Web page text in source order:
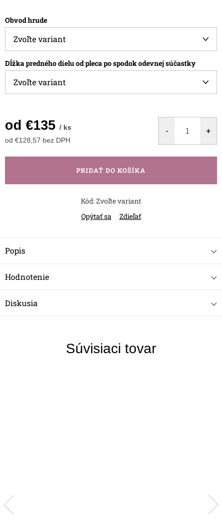
Obvod hrude
Dĺžka predného dielu od pleca po spodok odevnej súčastky
od €135 / ks
od €128,57 bez DPH
cena:
PRIDAŤ DO KOŠÍKA
Kód:Zvoľte variant
Opýtať sa
Zdieľať
Popis
Hodnotenie
Diskusia
Súvisiaci tovar